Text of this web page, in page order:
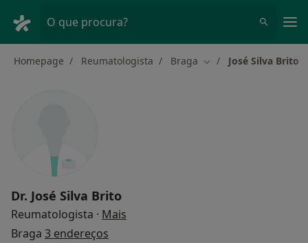
O que procura?
Homepage Reumatologista Braga Mudar de cidade
José Silva Brito
Dr. José Silva Brito
Reumatologista · Mais
Braga 3 endereços